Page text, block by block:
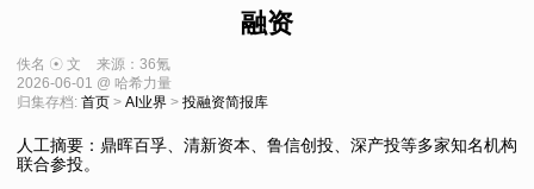
融资
佚名 ☉ 文
来源：36氪
2026-06-01 @ 哈希力量
归集存档: 首页 > AI业界 > 投融资简报库
人工摘要：鼎晖百孚、清新资本、鲁信创投、深产投等多家知名机构
联合参投。